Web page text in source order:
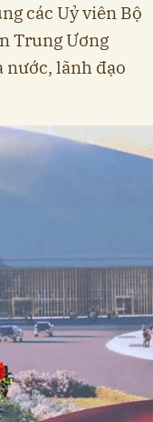
các Uỷ viên Bộ
Trung Ương
nước, lãnh đạo